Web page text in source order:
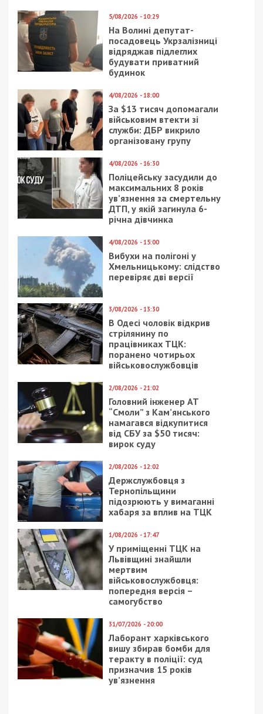
отримувати найсвіжіші новини під ними.
Приєднуйтесь також до 49000 в Google News. Слідкуйте
за останніми новинами!
Приєднатися
Читайте також
Предыдущая статья:
За нардепа Кузнєцова, якого
звинувачують у корупції на закупівлі
дронів, внесли заставу 8 млн грн
Следующая статья:
На Закарпатті перед судом постане
військовий посадовець за вимагання
грошей у підлеглих
РОЗСЛІДУВАННЯ
24/12/2025 - 10:38
Працівник моргу на
привласнював мобільні
телефони полеглих
військових
12/03/2025 - 13:30
На Львівщині банкіри
10/01/2025 - 12:00
народу» підозрюють у
недекларуванні майна
на 17 млн грн
22/06/2024 - 13:13
посадовець вкрав
понад 10 млн грн на
закупівлях для потреб
оборони